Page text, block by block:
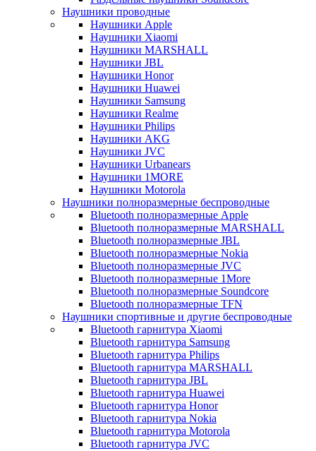
Наушники проводные
Наушники Apple
Наушники Xiaomi
Наушники MARSHALL
Наушники JBL
Наушники Honor
Наушники Huawei
Наушники Samsung
Наушники Realme
Наушники Philips
Наушники AKG
Наушники JVC
Наушники Urbanears
Наушники 1MORE
Наушники Motorola
Наушники полноразмерные беспроводные
Bluetooth полноразмерные Apple
Bluetooth полноразмерные MARSHALL
Bluetooth полноразмерные JBL
Bluetooth полноразмерные Nokia
Bluetooth полноразмерные JVC
Bluetooth полноразмерные 1More
Bluetooth полноразмерные Soundcore
Bluetooth полноразмерные TFN
Наушники спортивные и другие беспроводные
Bluetooth гарнитура Xiaomi
Bluetooth гарнитура Samsung
Bluetooth гарнитура Philips
Bluetooth гарнитура MARSHALL
Bluetooth гарнитура JBL
Bluetooth гарнитура Huawei
Bluetooth гарнитура Honor
Bluetooth гарнитура Nokia
Bluetooth гарнитура Motorola
Bluetooth гарнитура JVC